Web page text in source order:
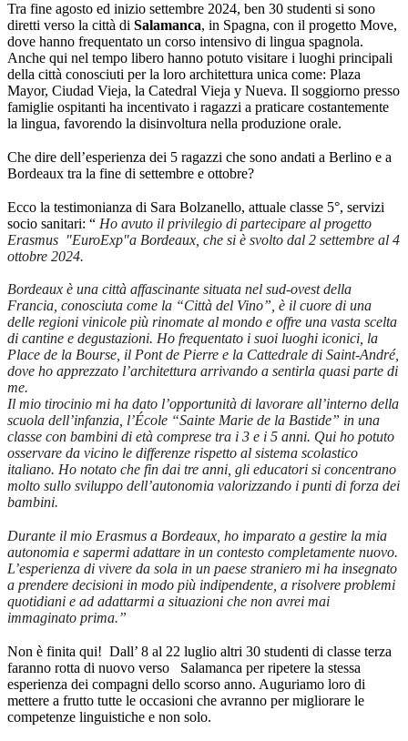
Tra fine agosto ed inizio settembre 2024, ben 30 studenti si sono
diretti verso la città di Salamanca, in Spagna, con il progetto Move,
dove hanno frequentato un corso intensivo di lingua spagnola.
Anche qui nel tempo libero hanno potuto visitare i luoghi principali
della città conosciuti per la loro architettura unica come: Plaza
Mayor, Ciudad Vieja, la Catedral Vieja y Nueva. Il soggiorno presso
famiglie ospitanti ha incentivato i ragazzi a praticare costantemente
la lingua, favorendo la disinvoltura nella produzione orale.
Che dire dell’esperienza dei 5 ragazzi che sono andati a Berlino e a
Bordeaux tra la fine di settembre e ottobre?
Ecco la testimonianza di Sara Bolzanello, attuale classe 5°, servizi
socio sanitari: “ Ho avuto il privilegio di partecipare al progetto
Erasmus "EuroExp"a Bordeaux, che si è svolto dal 2 settembre al 4
ottobre 2024.
Bordeaux è una città affascinante situata nel sud-ovest della
Francia, conosciuta come la “Città del Vino”, è il cuore di una
delle regioni vinicole più rinomate al mondo e offre una vasta scelta
di cantine e degustazioni. Ho frequentato i suoi luoghi iconici, la
Place de la Bourse, il Pont de Pierre e la Cattedrale di Saint-André,
dove ho apprezzato l’architettura arrivando a sentirla quasi parte di
me.
Il mio tirocinio mi ha dato l’opportunità di lavorare all’interno della
scuola dell’infanzia, l’École “Sainte Marie de la Bastide” in una
classe con bambini di età comprese tra i 3 e i 5 anni. Qui ho potuto
osservare da vicino le differenze rispetto al sistema scolastico
italiano. Ho notato che fin dai tre anni, gli educatori si concentrano
molto sullo sviluppo dell’autonomia valorizzando i punti di forza dei
bambini.
Durante il mio Erasmus a Bordeaux, ho imparato a gestire la mia
autonomia e sapermi adattare in un contesto completamente nuovo.
L’esperienza di vivere da sola in un paese straniero mi ha insegnato
a prendere decisioni in modo più indipendente, a risolvere problemi
quotidiani e ad adattarmi a situazioni che non avrei mai
immaginato prima.”
Non è finita qui! Dall’ 8 al 22 luglio altri 30 studenti di classe terza
faranno rotta di nuovo verso Salamanca per ripetere la stessa
esperienza dei compagni dello scorso anno. Auguriamo loro di
mettere a frutto tutte le occasioni che avranno per migliorare le
competenze linguistiche e non solo.